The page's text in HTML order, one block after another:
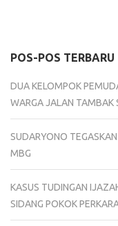
POS-POS TERBARU
DUA KELOMPOK
WARGA JALAN TAMBAK
SUDARYONO
MBG
KASUS TUDINGAN
SIDANG POKOK